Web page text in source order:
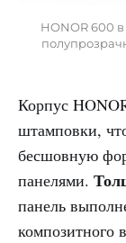
HONOR 600
Корпус
штамповки,
бесшовную
панелями.
панель
композитного